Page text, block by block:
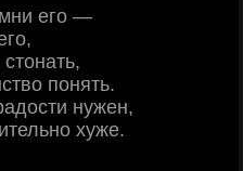
его —
понять.
нужен,
хуже.